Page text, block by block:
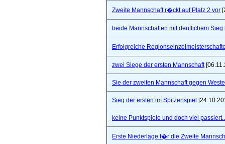
Zweite Mannschaft r�ckt auf Platz 2 vor
beide Mannschaften mit deutlichem Sieg
Erfolgreiche
zwei Siege der ersten Mannschaft
Sie der zweiten Mannschaft gegen
Sieg der ersten im Spitzenspiel
keine Punktspiele und doch viel
Erste Niederlage f�r die Zweite